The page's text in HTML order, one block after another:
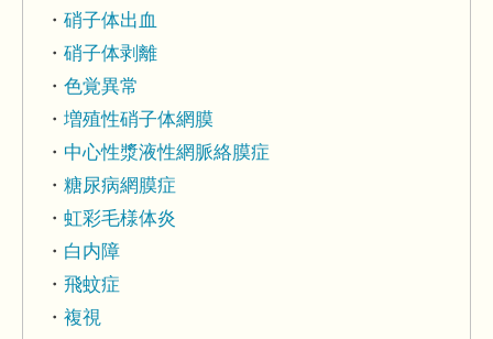
硝子体出血
硝子体剥離
色覚異常
増殖性硝子体網膜
中心性漿液性網脈絡膜症
糖尿病網膜症
虹彩毛様体炎
白内障
飛蚊症
複視